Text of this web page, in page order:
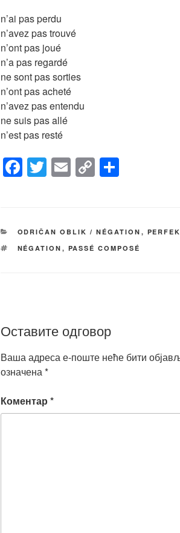
n’ai pas perdu
n’avez pas trouvé
n’ont pas joué
n’a pas regardé
ne sont pas sorties
n’ont pas acheté
n’avez pas entendu
ne suis pas allé
n’est pas resté
F
a
e
b
T
wi
er
E
m
C
o
y
Li
e
КАТЕГОРИЈЕ
ODRIČAN OBLIK / NÉGATION ,
ОЗНАКЕ
NÉGATION , PASSÉ COMPOSÉ
Оставите одговор
Ваша адреса е-поште неће бити
означена *
Коментар *